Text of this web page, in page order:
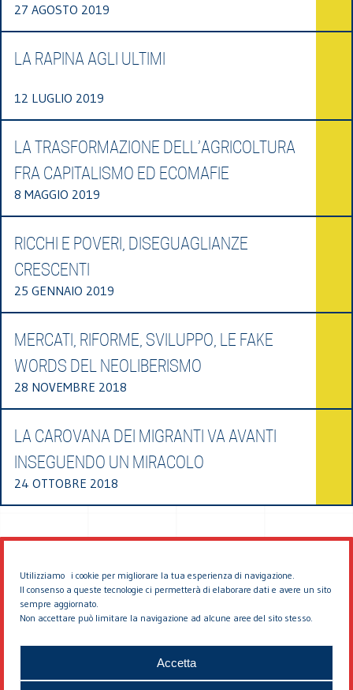
Utilizziamo i cookie per migliorare la tua esperienza di navigazione.
Il consenso a queste tecnologie ci permetterà di elaborare dati e avere un sito
sempre aggiornato.
Non accettare può limitare la navigazione ad alcune aree del sito stesso.
Accetta
27 AGOSTO 2019
LA RAPINA AGLI ULTIMI
12 LUGLIO 2019
LA TRASFORMAZIONE DELL’AGRICOLTURA
FRA CAPITALISMO ED ECOMAFIE
8 MAGGIO 2019
RICCHI E POVERI, DISEGUAGLIANZE
CRESCENTI
25 GENNAIO 2019
MERCATI, RIFORME, SVILUPPO, LE FAKE
WORDS DEL NEOLIBERISMO
28 NOVEMBRE 2018
LA CAROVANA DEI MIGRANTI VA AVANTI
INSEGUENDO UN MIRACOLO
24 OTTOBRE 2018
© 2026 EDDYBURG